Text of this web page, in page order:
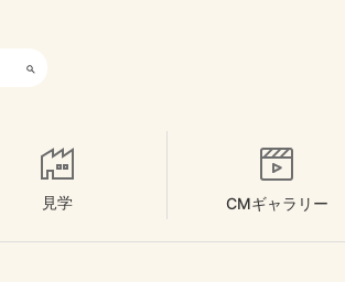
見学 CMギャラリー